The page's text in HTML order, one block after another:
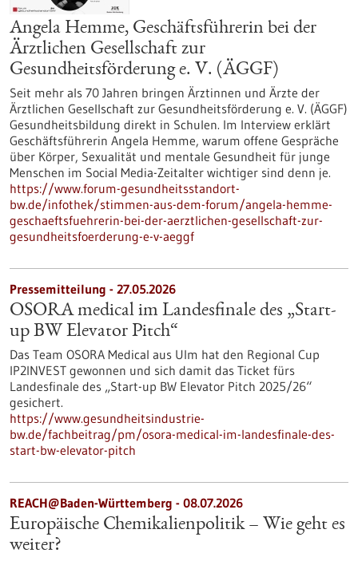
Angela Hemme, Geschäftsführerin bei der
Ärztlichen Gesellschaft zur
Gesundheitsförderung e. V. (ÄGGF)
Seit mehr als 70 Jahren bringen Ärztinnen und Ärzte der
Ärztlichen Gesellschaft zur Gesundheitsförderung e. V. (ÄGGF)
Gesundheitsbildung direkt in Schulen. Im Interview erklärt
Geschäftsführerin Angela Hemme, warum offene Gespräche
über Körper, Sexualität und mentale Gesundheit für junge
Menschen im Social Media-Zeitalter wichtiger sind denn je.
https://www.forum-gesundheitsstandort-
bw.de/infothek/stimmen-aus-dem-forum/angela-hemme-
geschaeftsfuehrerin-bei-der-aerztlichen-gesellschaft-zur-
gesundheitsfoerderung-e-v-aeggf
Pressemitteilung - 27.05.2026
OSORA medical im Landesfinale des „Start-
up BW Elevator Pitch“
Das Team OSORA Medical aus Ulm hat den Regional Cup
IP2INVEST gewonnen und sich damit das Ticket fürs
Landesfinale des „Start-up BW Elevator Pitch 2025/26“
gesichert.
https://www.gesundheitsindustrie-
bw.de/fachbeitrag/pm/osora-medical-im-landesfinale-des-
start-bw-elevator-pitch
REACH@Baden-Württemberg - 08.07.2026
Europäische Chemikalienpolitik – Wie geht es
weiter?